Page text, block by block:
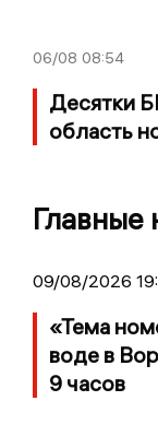
06/08 08:54
Десятки
область
Главные
09/08/2026
«Тема
воде в
9 часов